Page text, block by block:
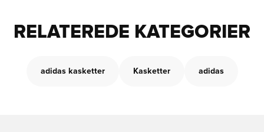
RELATEREDE KATEGORIER
adidas kasketter Kasketter adidas